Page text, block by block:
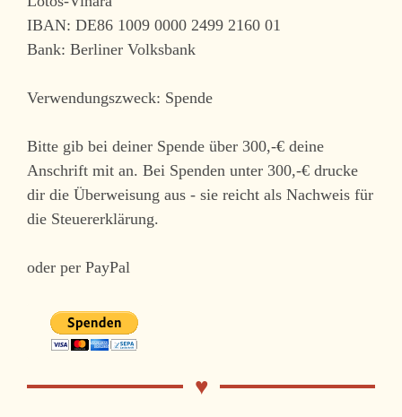
IBAN: DE86 1009 0000 2499 2160 01
Bank: Berliner Volksbank
Verwendungszweck: Spende
Bitte gib bei deiner Spende über 300,-€ deine
Anschrift mit an. Bei Spenden unter 300,-€ drucke
dir die Überweisung aus - sie reicht als Nachweis für
die Steuererklärung.
oder per PayPal